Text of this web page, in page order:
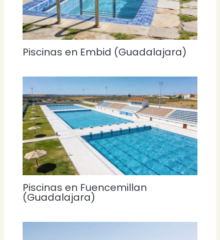
Piscinas en Embid (Guadalajara)
Piscinas en Fuencemillan
(Guadalajara)